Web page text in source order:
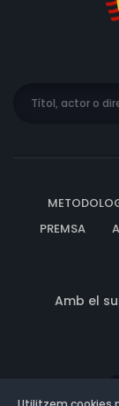
PREMSA
Amb el